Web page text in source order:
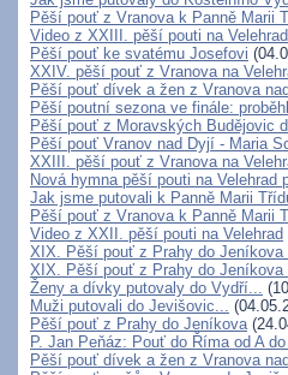
Pěší pouť z Vranova k Panně Marii
Video z XXIII. pěší pouti na Velehrad
Pěší pouť ke svatému Josefovi
XXIV. pěší pouť z Vranova na
Pěší pouť dívek a žen z Vranova
Pěší poutní sezona ve finále:
Pěší pouť z Moravských Budějovic
Pěší pouť Vranov nad Dyjí - Maria
XXIII. pěší pouť z Vranova na
Nová hymna pěší pouti na Velehrad
Jak jsme putovali k Panně Marii
Pěší pouť z Vranova k Panně Marii
Video z XXII. pěší pouti na Velehrad
XIX. Pěší pouť z Prahy do Jeníkova
XIX. Pěší pouť z Prahy do Jeníkova
Ženy a dívky putovaly do Vydří...
Muži putovali do Jevišovic...
Pěší pouť z Prahy do Jeníkova
P. Jan Peňáz: Pouť do Říma od A
Pěší pouť dívek a žen z Vranova